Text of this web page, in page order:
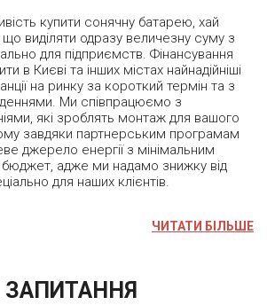
купити сонячну батарею, хай
виділяти одразу величезну суму з
для підприємств. Фінансування
в Києві та інших містах найнадійніші
на ринку за короткий термін та з
Ми співпрацюємо з
які зроблять монтаж для вашого
завдяки партнерським програмам
джерело енергії з мінімальним
адже ми надамо знижку від
для наших клієнтів.
ЧИТАТИ БІЛЬШЕ